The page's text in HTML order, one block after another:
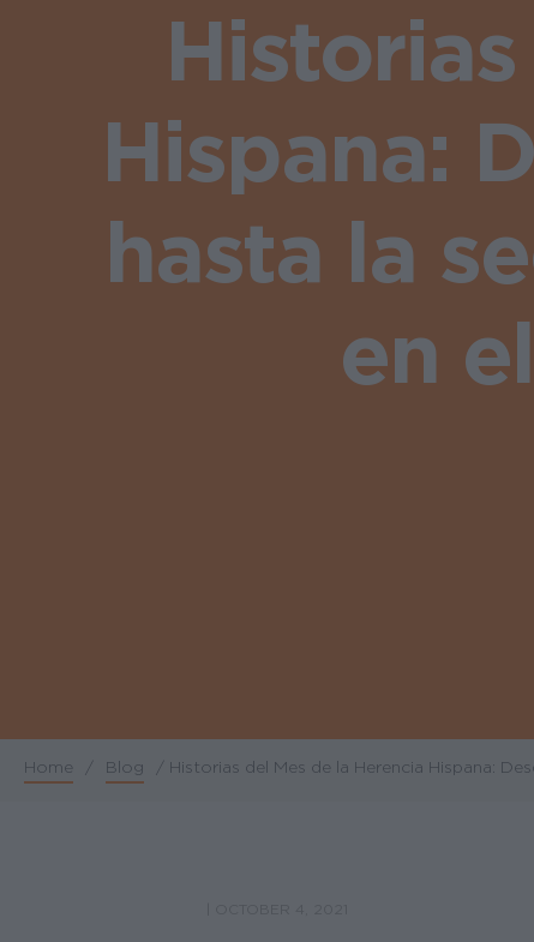
Hispana:
hasta la
en
Breadcrumb
Home / Blog / Historias del Mes de la Herencia Hispana: